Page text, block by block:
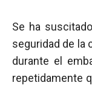
Se ha
seguridad de la
durante el
repetidamente